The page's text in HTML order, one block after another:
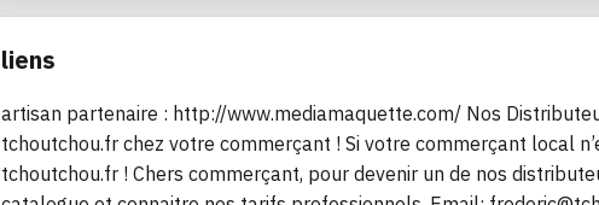
liens
artisan partenaire : http://www.mediamaquette.com/ Nos
tchoutchou.fr chez votre commerçant ! Si votre commerçant local
tchoutchou.fr ! Chers commerçant, pour devenir un de nos